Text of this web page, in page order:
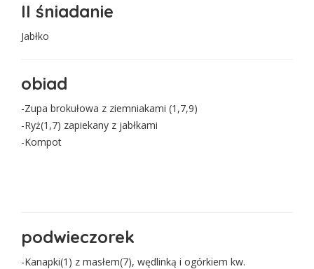
II śniadanie
Jabłko
obiad
-Zupa brokułowa z ziemniakami (1,7,9)
-Ryż(1,7) zapiekany z jabłkami
-Kompot
podwieczorek
-Kanapki(1) z masłem(7), wędlinką i ogórkiem kw.